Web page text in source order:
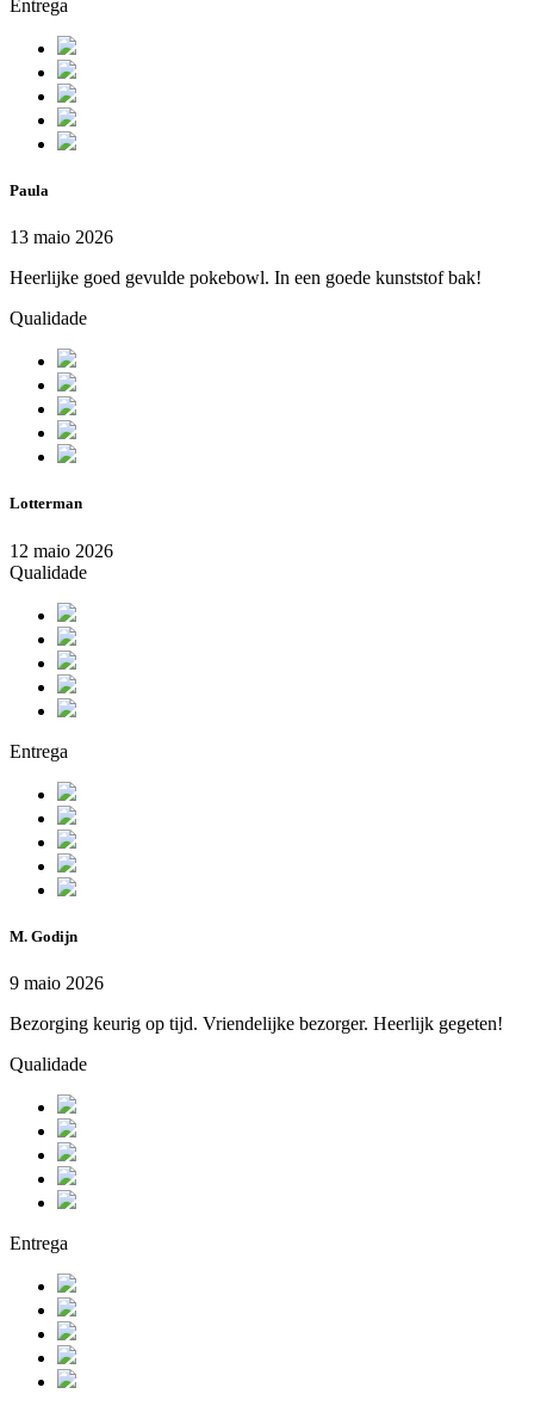
Entrega
Paula
13 maio 2026
Heerlijke goed gevulde pokebowl. In een goede kunststof bak!
Qualidade
Lotterman
12 maio 2026
Qualidade
Entrega
M. Godijn
9 maio 2026
Bezorging keurig op tijd. Vriendelijke bezorger. Heerlijk gegeten!
Qualidade
Entrega